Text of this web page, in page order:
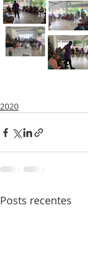
2020
Posts recentes